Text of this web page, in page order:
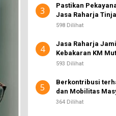
3
Pastikan
Jasa Raharja
KM Mutiara
598 Dilihat
4
Jasa Raharja
Kebakaran KM
Perairan Sumenep
593 Dilihat
5
Berkontribusi
dan Mobilitas
Raih
364 Dilihat